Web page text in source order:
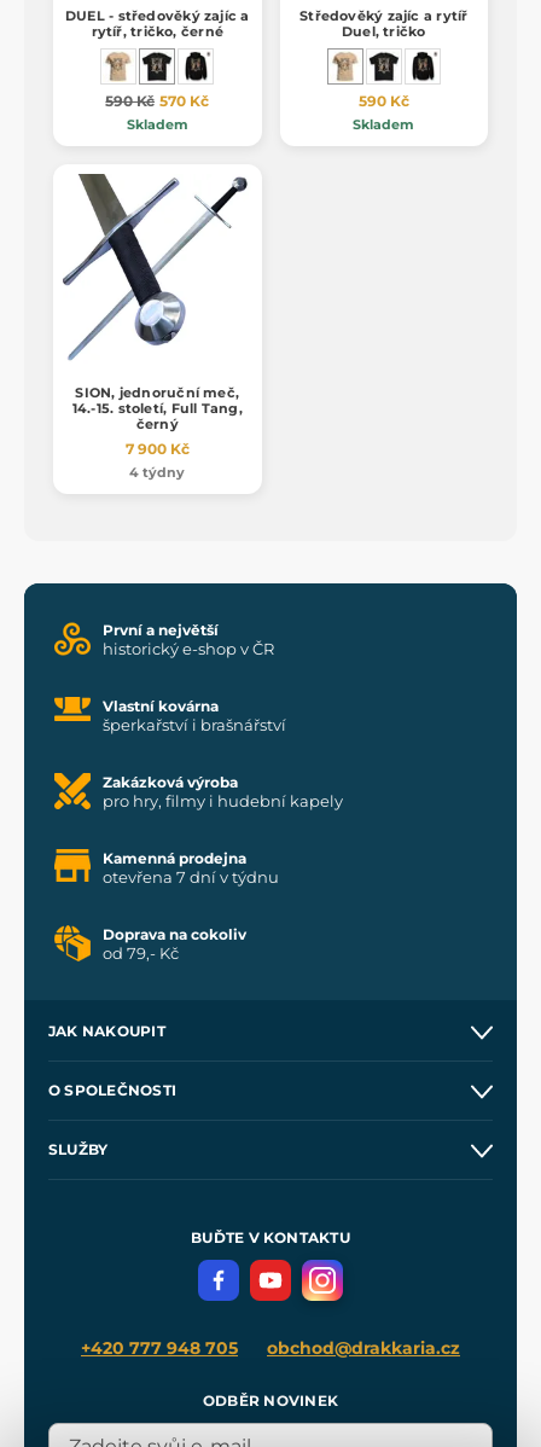
DUEL - středověký zajíc a
rytíř, tričko, černé
590 Kč 570 Kč
Skladem
Středověký zajíc a rytíř
Duel, tričko
590 Kč
Skladem
SION, jednoruční meč,
14.-15. století, Full Tang,
černý
7 900 Kč
4 týdny
První a největší
historický e-shop v ČR
Vlastní kovárna
šperkařství i brašnářství
Zakázková výroba
pro hry, filmy i hudební kapely
Kamenná prodejna
otevřena 7 dní v týdnu
Doprava na cokoliv
od 79,- Kč
JAK NAKOUPIT
Velkoobchod
O SPOLEČNOSTI
SLUŽBY
Meče pro Kingdom Come
BUĎTE V KONTAKTU
+420 777 948 705 obchod@drakkaria.cz
ODBĚR NOVINEK